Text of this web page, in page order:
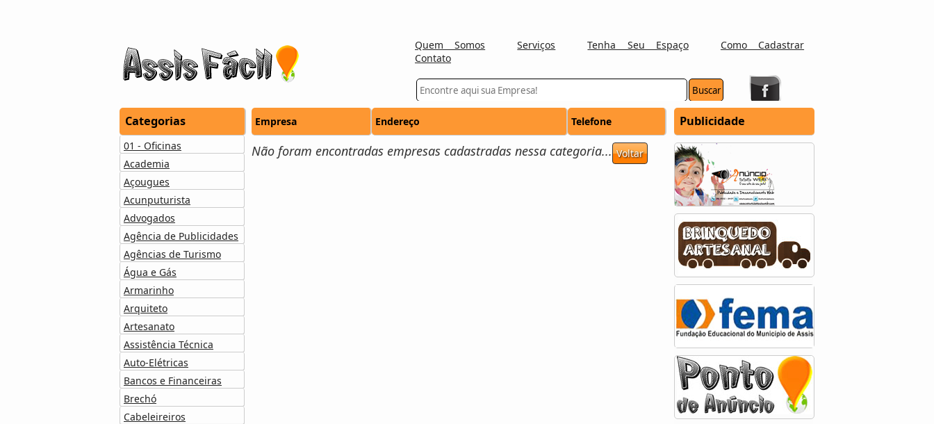
Quem Somos Serviços Tenha Seu Espaço
Como Cadastrar
Contato
Categorias
01 - Oficinas
Academia
Açougues
Acunputurista
Advogados
Agência de Publicidades
Agências de Turismo
Água e Gás
Armarinho
Arquiteto
Artesanato
Assistência Técnica
Auto-Elétricas
Bancos e Financeiras
Brechó
Cabeleireiros
Empresa Endereço Telefone
Não foram encontradas empresas cadastradas nessa categoria... Voltar
Publicidade